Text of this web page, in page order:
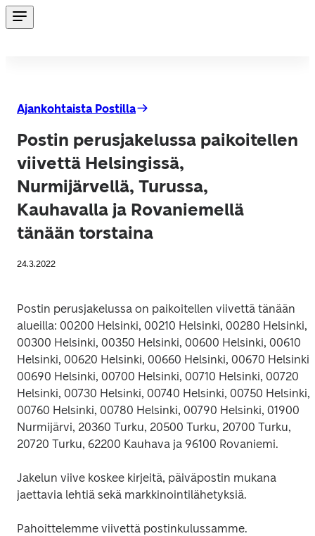
Ajankohtaista Postilla
Postin perusjakelussa paikoitellen
viivettä Helsingissä,
Nurmijärvellä, Turussa,
Kauhavalla ja Rovaniemellä
tänään torstaina
24.3.2022
Postin perusjakelussa on paikoitellen viivettä tänään
alueilla: 00200 Helsinki, 00210 Helsinki, 00280 Helsinki,
00300 Helsinki, 00350 Helsinki, 00600 Helsinki, 00610
Helsinki, 00620 Helsinki, 00660 Helsinki, 00670 Helsinki,
00690 Helsinki, 00700 Helsinki, 00710 Helsinki, 00720
Helsinki, 00730 Helsinki, 00740 Helsinki, 00750 Helsinki,
00760 Helsinki, 00780 Helsinki, 00790 Helsinki, 01900
Nurmijärvi, 20360 Turku, 20500 Turku, 20700 Turku,
20720 Turku, 62200 Kauhava ja 96100 Rovaniemi.
Jakelun viive koskee kirjeitä, päiväpostin mukana
jaettavia lehtiä sekä markkinointilähetyksiä.
Pahoittelemme viivettä postinkulussamme.